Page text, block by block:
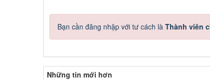
Bạn cần đăng nhập với tư cách là Thành viên
Những tin mới hơn